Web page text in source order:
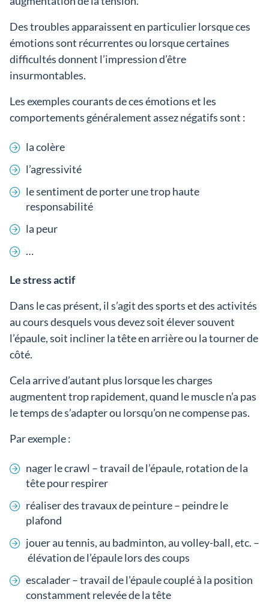
Des troubles apparaissent en particulier lorsque ces
émotions sont récurrentes ou lorsque certaines
difficultés donnent l’impression d’être
insurmontables.
Les exemples courants de ces émotions et les
comportements généralement assez négatifs sont :
la colère
l’agressivité
le sentiment de porter une trop haute
responsabilité
la peur
…
Le stress actif
Dans le cas présent, il s’agit des sports et des activités
au cours desquels vous devez soit élever souvent
l’épaule, soit incliner la tête en arrière ou la tourner de
côté.
Cela arrive d’autant plus lorsque les charges
augmentent trop rapidement, quand le muscle n’a pas
le temps de s’adapter ou lorsqu’on ne compense pas.
Par exemple :
nager le crawl – travail de l’épaule, rotation de la
tête pour respirer
réaliser des travaux de peinture – peindre le
plafond
jouer au tennis, au badminton, au volley-ball, etc. –
élévation de l’épaule lors des coups
escalader – travail de l’épaule couplé à la position
constamment relevée de la tête